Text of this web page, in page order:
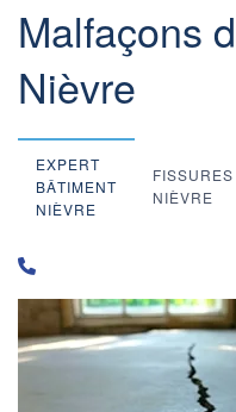
Malfaçons
Nièvre
EXPERT
BÂTIMENT
NIÈVRE
FISSURES
NIÈVRE